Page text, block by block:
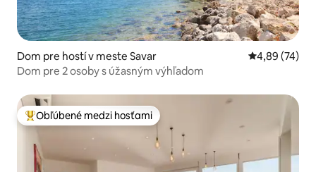
Dom pre hostí v meste Savar Priemerné
4,89 (74)
Dom pre 2 osoby s úžasným výhľadom
Najobľúbenejšie medzi hosťami
Obľúbené medzi hosťami